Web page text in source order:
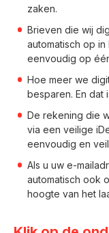
zaken.
Brieven die wij
automatisch op
eenvoudig op
Hoe meer we
besparen. En dat
De rekening die
via een veilige
eenvoudig en
Als u uw e-
automatisch ook
hoogte van het